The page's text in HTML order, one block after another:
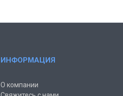
ИНФОРМАЦИЯ
О компании